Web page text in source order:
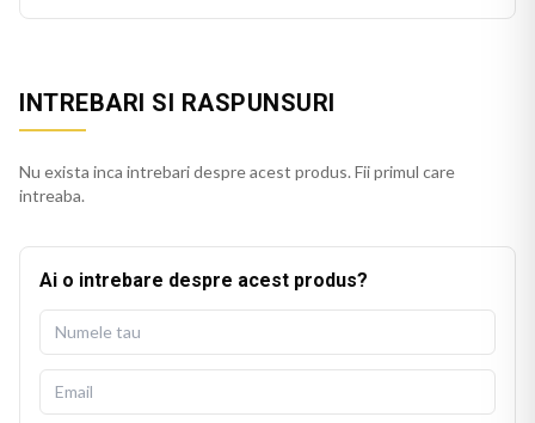
INTREBARI SI RASPUNSURI
Nu exista inca intrebari despre acest produs. Fii primul care
intreaba.
Ai o intrebare despre acest produs?